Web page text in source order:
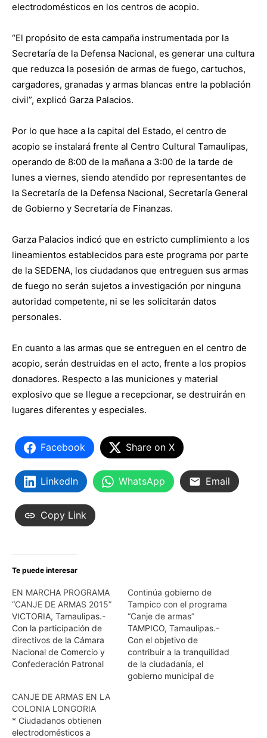
electrodomésticos en los centros de acopio.
“El propósito de esta campaña instrumentada por la
Secretaría de la Defensa Nacional, es generar una cultura
que reduzca la posesión de armas de fuego, cartuchos,
cargadores, granadas y armas blancas entre la población
civil”, explicó Garza Palacios.
Por lo que hace a la capital del Estado, el centro de
acopio se instalará frente al Centro Cultural Tamaulipas,
operando de 8:00 de la mañana a 3:00 de la tarde de
lunes a viernes, siendo atendido por representantes de
la Secretaría de la Defensa Nacional, Secretaría General
de Gobierno y Secretaría de Finanzas.
Garza Palacios indicó que en estricto cumplimiento a los
lineamientos establecidos para este programa por parte
de la SEDENA, los ciudadanos que entreguen sus armas
de fuego no serán sujetos a investigación por ninguna
autoridad competente, ni se les solicitarán datos
personales.
En cuanto a las armas que se entreguen en el centro de
acopio, serán destruidas en el acto, frente a los propios
donadores. Respecto a las municiones y material
explosivo que se llegue a recepcionar, se destruirán en
lugares diferentes y especiales.
Facebook Share on X
LinkedIn WhatsApp Email
Copy Link
Te puede interesar
EN MARCHA PROGRAMA
“CANJE DE ARMAS 2015”
VICTORIA, Tamaulipas.-
Con la participación de
directivos de la Cámara
Nacional de Comercio y
Confederación Patronal
Tamaulipas, el
Ayuntamiento de Victoria
y la Secretaría de la
Defensa Nacional
Continúa gobierno de
Tampico con el programa
“Canje de armas”
TAMPICO, Tamaulipas.-
Con el objetivo de
contribuir a la tranquilidad
de la ciudadanía, el
gobierno municipal de
CANJE DE ARMAS EN LA
COLONIA LONGORIA
* Ciudadanos obtienen
electrodomésticos a